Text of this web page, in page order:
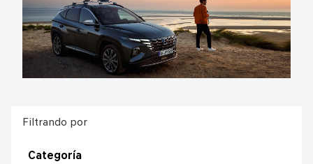
Filtrando por
Categoría